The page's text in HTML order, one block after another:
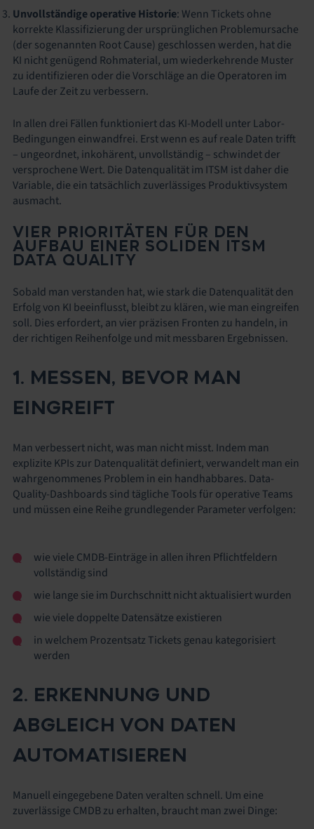
Unvollständige operative Historie: Wenn Tickets ohne
korrekte Klassifizierung der ursprünglichen Problemursache
(der sogenannten Root Cause) geschlossen werden, hat die
KI nicht genügend Rohmaterial, um wiederkehrende Muster
zu identifizieren oder die Vorschläge an die Operatoren im
Laufe der Zeit zu verbessern.
In allen drei Fällen funktioniert das KI-Modell unter Labor-
Bedingungen einwandfrei. Erst wenn es auf reale Daten trifft
– ungeordnet, inkohärent, unvollständig – schwindet der
versprochene Wert. Die Datenqualität im ITSM ist daher die
Variable, die ein tatsächlich zuverlässiges Produktivsystem
ausmacht.
VIER PRIORITÄTEN FÜR DEN
AUFBAU EINER SOLIDEN ITSM
DATA QUALITY
Sobald man verstanden hat, wie stark die Datenqualität den
Erfolg von KI beeinflusst, bleibt zu klären, wie man eingreifen
soll. Dies erfordert, an vier präzisen Fronten zu handeln, in
der richtigen Reihenfolge und mit messbaren Ergebnissen.
1. MESSEN, BEVOR MAN
EINGREIFT
Man verbessert nicht, was man nicht misst. Indem man
explizite KPIs zur Datenqualität definiert, verwandelt man ein
wahrgenommenes Problem in ein handhabbares. Data-
Quality-Dashboards sind tägliche Tools für operative Teams
und müssen eine Reihe grundlegender Parameter verfolgen:
wie viele CMDB-Einträge in allen ihren Pflichtfeldern
vollständig sind
wie lange sie im Durchschnitt nicht aktualisiert wurden
wie viele doppelte Datensätze existieren
in welchem Prozentsatz Tickets genau kategorisiert
werden
2. ERKENNUNG UND
ABGLEICH VON DATEN
AUTOMATISIEREN
Manuell eingegebene Daten veralten schnell. Um eine
zuverlässige CMDB zu erhalten, braucht man zwei Dinge: